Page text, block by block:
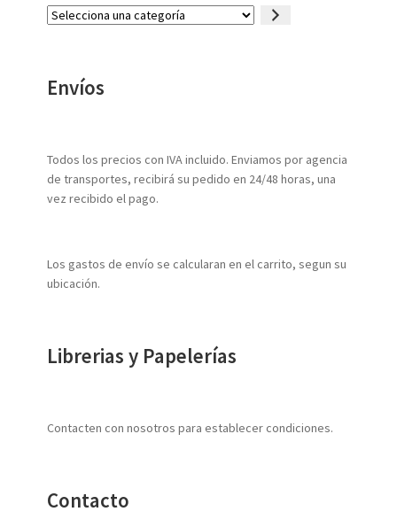
Selecciona
Envíos
Todos los precios con IVA incluido. Enviamos por agencia
de transportes, recibirá su pedido en 24/48 horas, una
vez recibido el pago.
Los gastos de envío se calcularan en el carrito, segun su
ubicación.
Librerias y Papelerías
Contacten con nosotros para establecer condiciones.
Contacto